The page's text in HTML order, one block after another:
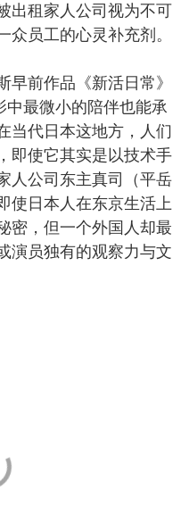
出租家人公司视为不可
众员工的心灵补充剂。
前作品《新活日常》
中最微小的陪伴也能承
当代日本这地方，人们
即使它其实是以技术手
人公司东主真司（平岳
使日本人在东京生活上
密，但一个外国人却最
演员独有的观察力与文